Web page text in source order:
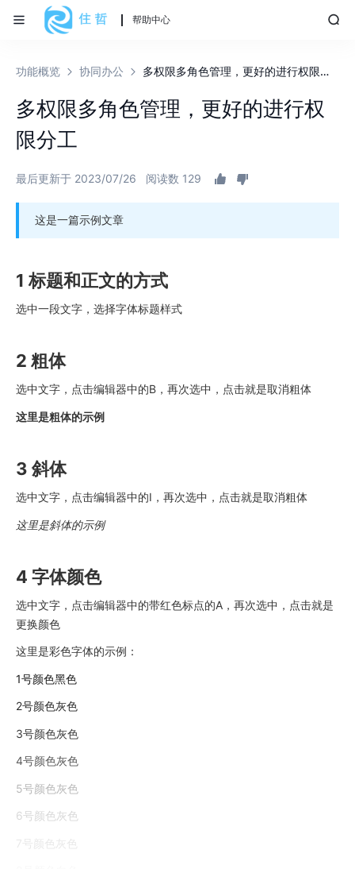
帮助中心
功能概览 协同办公 多权限多角色管理，更好的进行权限分工
多权限多角色管理，更好的进行权
限分工
最后更新于 2023/07/26 阅读数 129
这是一篇示例文章
1 标题和正文的方式
选中一段文字，选择字体标题样式
2 粗体
选中文字，点击编辑器中的B，再次选中，点击就是取消粗体
这里是粗体的示例
3 斜体
选中文字，点击编辑器中的I，再次选中，点击就是取消粗体
这里是斜体的示例
4 字体颜色
选中文字，点击编辑器中的带红色标点的A，再次选中，点击就是
更换颜色
这里是彩色字体的示例：
1号颜色黑色
2号颜色灰色
3号颜色灰色
4号颜色灰色
5号颜色灰色
6号颜色灰色